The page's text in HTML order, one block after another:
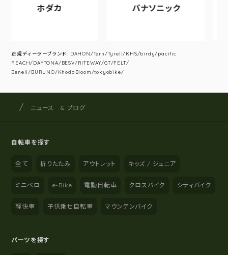
ホダカ パナソニック
正規ディーラーブランド: DAHON/Tern/Tyrell/KHS/birdy/pacific
REACH/DAYTONA/BESV/RITEWAY/GT/FELT/
Beneli/BURUNO/KhodaBloom/tokyobike/
サイト内の現在地
サイクルショップナカゴヤ
ニュース & ブログ
自転車を探す
全て 折りたたみ アウトレット キッズ / ジュニア
ミニベロ e-Bike 電動自転車 クロスバイク シティバイク
軽快車 子供乗せ自転車 マウンテンバイク
パーツを探す